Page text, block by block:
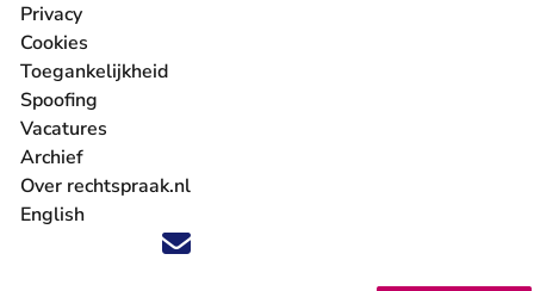
Volg ons op X (Twitter) - U verlaat Rechtspraak.nl
Volg ons op Facebook - U verlaat Rechtspraak.nl
Volg ons op Instagram - U verlaat Rechtspraak.nl
Volg ons op Youtube - U verlaat Rechtspraak.nl
Volg ons op LinkedIn - U verlaat
'Blijf op de hoogte' nieuwsbrief - U verlaat
Privacy
Cookies
Toegankelijkheid
Spoofing
Vacatures
- U verlaat Rechtspraak.nl
Archief
Over rechtspraak.nl
English